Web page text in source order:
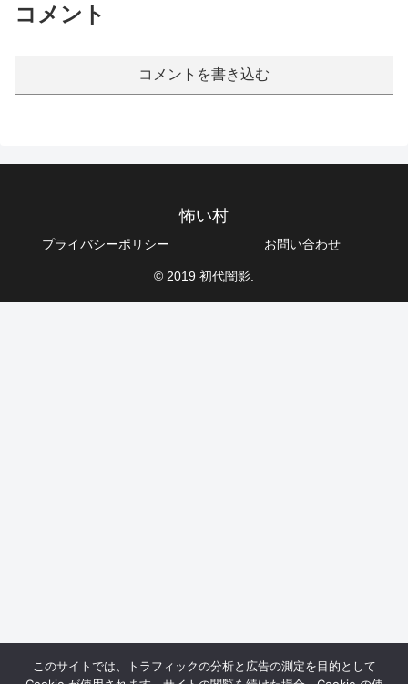
コメント
コメントを書き込む
怖い村
プライバシーポリシー お問い合わせ
© 2019 初代闇影.
このサイトでは、トラフィックの分析と広告の測定を目的として